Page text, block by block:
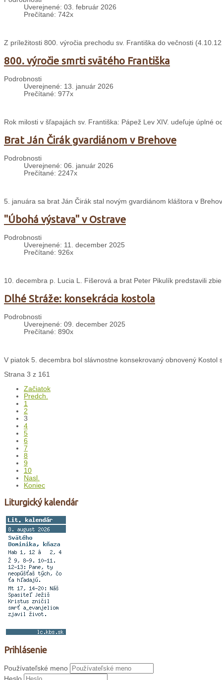
Uverejnené: 03. február 2026
Prečítané: 742x
Z príležitosti 800. výročia prechodu sv. Františka do večnosti
800. výročie smrti svätého Františka
Podrobnosti
Uverejnené: 13. január 2026
Prečítané: 977x
Rok milosti v šľapajách sv. Františka: Pápež Lev XIV. udeľuje úplné
Brat Ján Čirák gvardiánom v Brehove
Podrobnosti
Uverejnené: 06. január 2026
Prečítané: 2247x
5. januára sa brat Ján Čirák stal novým gvardiánom kláštora v
"Úbohá výstava" v Ostrave
Podrobnosti
Uverejnené: 11. december 2025
Prečítané: 926x
10. decembra p. Lucia L. Fišerová a brat Peter Pikulík predstavili
Dlhé Stráže: konsekrácia kostola
Podrobnosti
Uverejnené: 09. december 2025
Prečítané: 890x
V piatok 5. decembra bol slávnostne konsekrovaný obnovený Kostol
Strana 3 z 161
Začiatok
Predch.
1
2
3
4
5
6
7
8
9
10
Nasl.
Koniec
Liturgický kalendár
Prihlásenie
Používateľské meno